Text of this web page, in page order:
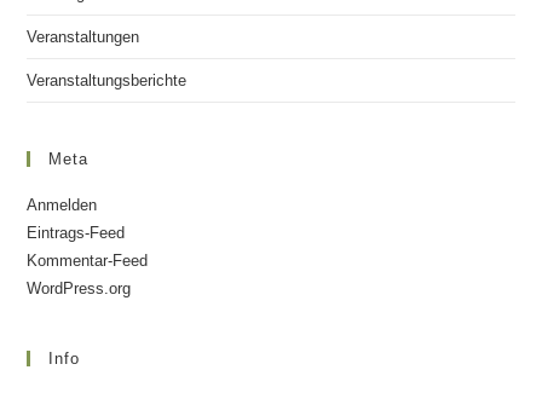
Veranstaltungen
Veranstaltungsberichte
Meta
Anmelden
Eintrags-Feed
Kommentar-Feed
WordPress.org
Info